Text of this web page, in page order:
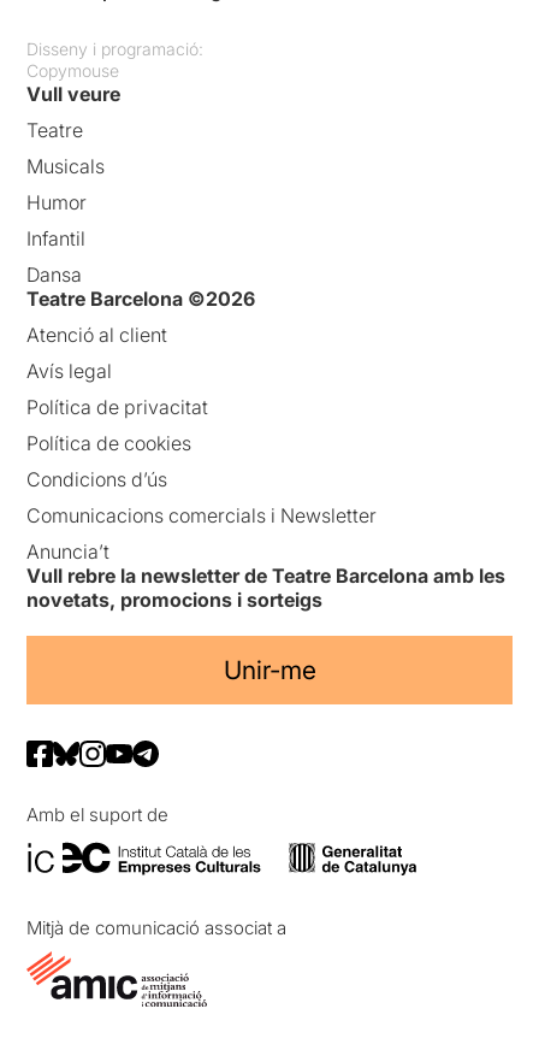
Disseny i programació:
Copymouse
Vull veure
Teatre
Musicals
Humor
Infantil
Dansa
Teatre Barcelona ©2026
Atenció al client
Avís legal
Política de privacitat
Política de cookies
Condicions d’ús
Comunicacions comercials i Newsletter
Anuncia’t
Vull rebre la newsletter de Teatre Barcelona amb les
novetats, promocions i sorteigs
Unir-me
Amb el suport de
Mitjà de comunicació associat a